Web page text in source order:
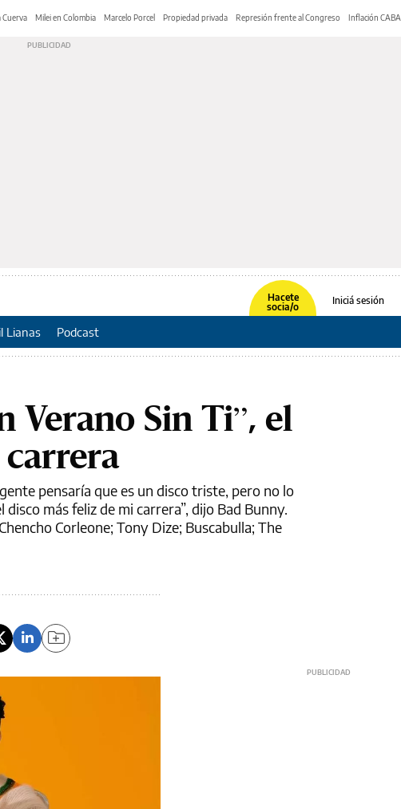
Cuerva Milei en Colombia Marcelo Porcel Propiedad privada Represión frente al Congreso Inflación CABA
Hacete
socia/o
Iniciá sesión
Lianas Podcast
Verano Sin Ti”, el
carrera
pensaría que es un disco triste, pero no lo
más feliz de mi carrera”, dijo Bad Bunny.
Corleone; Tony Dize; Buscabulla; The